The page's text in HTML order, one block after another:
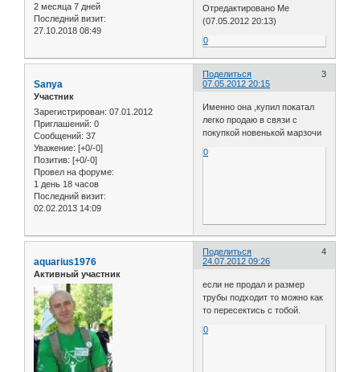
2 месяца 7 дней
Последний визит:
27.10.2018 08:49
Отредактировано Me
(07.05.2012 20:13)
0
Поделиться
3
07.05.2012 20:15
Sanya
Участник
Зарегистрирован: 07.01.2012
Приглашений: 0
Сообщений: 37
Уважение: [+0/-0]
Позитив: [+0/-0]
Провел на форуме:
1 день 18 часов
Последний визит:
02.02.2013 14:09
Именно она ,купил покатал
легко продаю в связи с
покупкой новенькой марзочи
0
Поделиться
4
24.07.2012 09:26
aquarius1976
Активный участник
если не продал и размер
трубы подходит то можно как
то пересектись с тобой.
0